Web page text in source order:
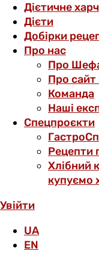
Дієтичне
Дієти
Добірки
Про нас
Про
Про
Команда
Наші
Спецпроєкти
Рецепти
Хлібний
купуємо
Увійти
UA
EN